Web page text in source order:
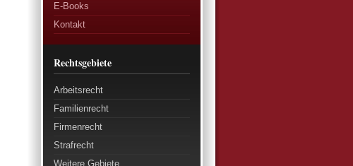
E-Books
Kontakt
Rechtsgebiete
Arbeitsrecht
Familienrecht
Firmenrecht
Strafrecht
Weitere Gebiete